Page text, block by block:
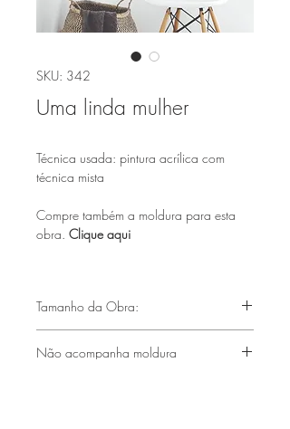
SKU: 342
Uma linda mulher
Técnica usada: pintura acrílica com
técnica mista
Compre também a moldura para esta
obra. Clique aqui
Tamanho da Obra:
Não acompanha moldura